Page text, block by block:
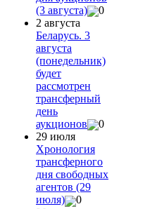
(3 августа)
0
2 августа
Беларусь. 3
августа
(понедельник)
будет
рассмотрен
трансферный
день
аукционов
0
29 июля
Хронология
трансферного
дня свободных
агентов (29
июля)
0